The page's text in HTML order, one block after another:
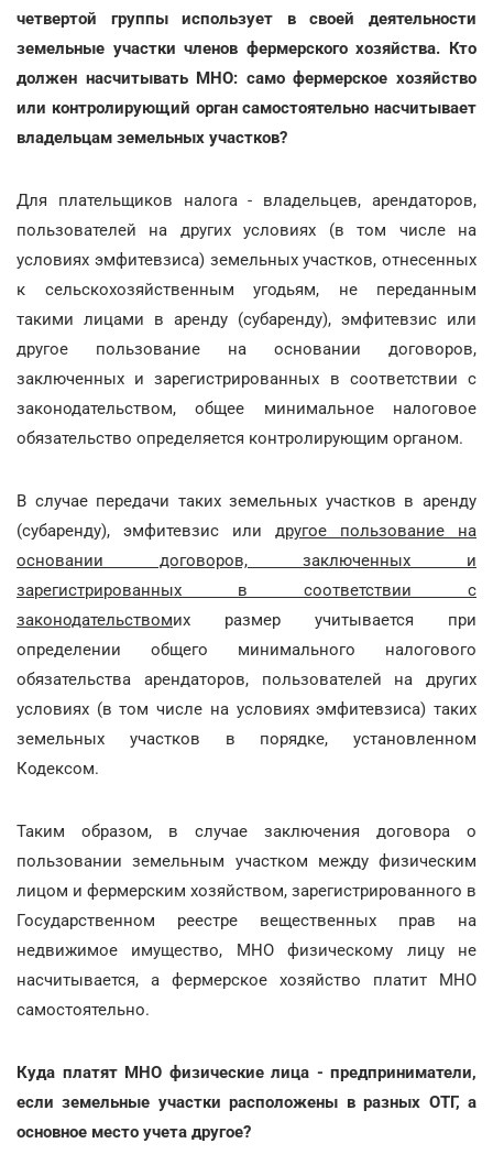
четвертой группы использует в своей деятельности
земельные участки членов фермерского хозяйства. Кто
должен насчитывать МНО: само фермерское хозяйство
или контролирующий орган самостоятельно насчитывает
владельцам земельных участков?
Для плательщиков налога - владельцев, арендаторов,
пользователей на других условиях (в том числе на
условиях эмфитевзиса) земельных участков, отнесенных
к сельскохозяйственным угодьям, не переданным
такими лицами в аренду (субаренду), эмфитевзис или
другое пользование на основании договоров,
заключенных и зарегистрированных в соответствии с
законодательством, общее минимальное налоговое
обязательство определяется контролирующим органом.
В случае передачи таких земельных участков в аренду
(субаренду), эмфитевзис или другое пользование на
основании договоров, заключенных и
зарегистрированных в соответствии с
законодательствомих размер учитывается при
определении общего минимального налогового
обязательства арендаторов, пользователей на других
условиях (в том числе на условиях эмфитевзиса) таких
земельных участков в порядке, установленном
Кодексом.
Таким образом, в случае заключения договора о
пользовании земельным участком между физическим
лицом и фермерским хозяйством, зарегистрированного в
Государственном реестре вещественных прав на
недвижимое имущество, МНО физическому лицу не
насчитывается, а фермерское хозяйство платит МНО
самостоятельно.
Куда платят МНО физические лица - предприниматели,
если земельные участки расположены в разных ОТГ, а
основное место учета другое?